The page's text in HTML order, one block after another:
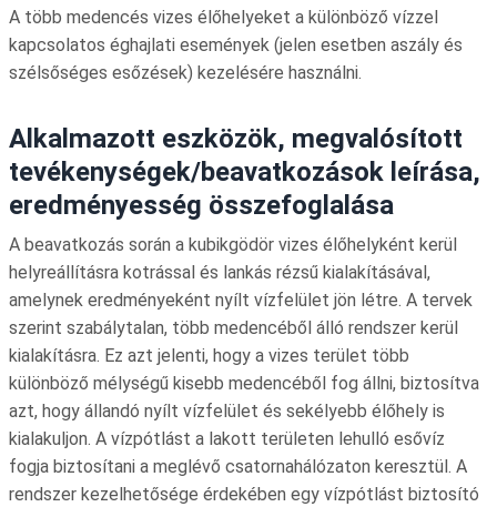
A több medencés vizes élőhelyeket a különböző vízzel
kapcsolatos éghajlati események (jelen esetben aszály és
szélsőséges esőzések) kezelésére használni.
Alkalmazott eszközök, megvalósított
tevékenységek/beavatkozások leírása,
eredményesség összefoglalása
A beavatkozás során a kubikgödör vizes élőhelyként kerül
helyreállításra kotrással és lankás rézsű kialakításával,
amelynek eredményeként nyílt vízfelület jön létre. A tervek
szerint szabálytalan, több medencéből álló rendszer kerül
kialakításra. Ez azt jelenti, hogy a vizes terület több
különböző mélységű kisebb medencéből fog állni, biztosítva
azt, hogy állandó nyílt vízfelület és sekélyebb élőhely is
kialakuljon. A vízpótlást a lakott területen lehulló esővíz
fogja biztosítani a meglévő csatornahálózaton keresztül. A
rendszer kezelhetősége érdekében egy vízpótlást biztosító